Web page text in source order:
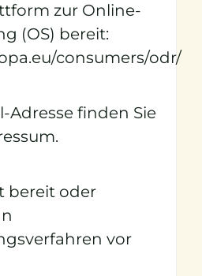
zur Online-
(OS) bereit:
consumers/odr/
Adresse finden Sie
bereit oder
vor